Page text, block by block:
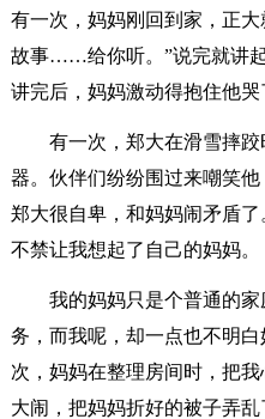
有一次，妈妈刚回到家，正
故事……给你听。”说完就讲
讲完后，妈妈激动得抱住他哭
有一次，郑大在滑雪摔
器。伙伴们纷纷围过来嘲笑他
郑大很自卑，和妈妈闹矛盾
不禁让我想起了自己的妈妈。
我的妈妈只是个普通的
务，而我呢，却一点也不明
次，妈妈在整理房间时，把
大闹，把妈妈折好的被子弄